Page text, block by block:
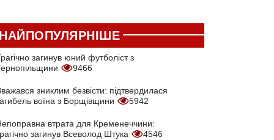
загинув юний футболіст з
9466
зниклим безвісти: підтвердилася
воїна з Борщівщини
5942
втрата для Кременеччини:
загинув Всеволод Штука
4546